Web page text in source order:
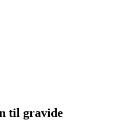
til gravide